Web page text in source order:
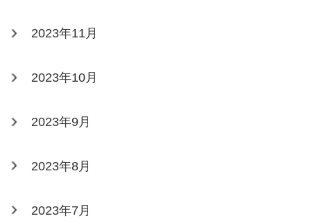
2023年11月
2023年10月
2023年9月
2023年8月
2023年7月